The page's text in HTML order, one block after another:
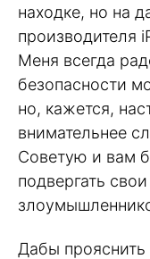
находке, но на
производителя
Меня всегда
безопасности
но, кажется,
внимательнее
Советую и вам
подвергать
Дабы